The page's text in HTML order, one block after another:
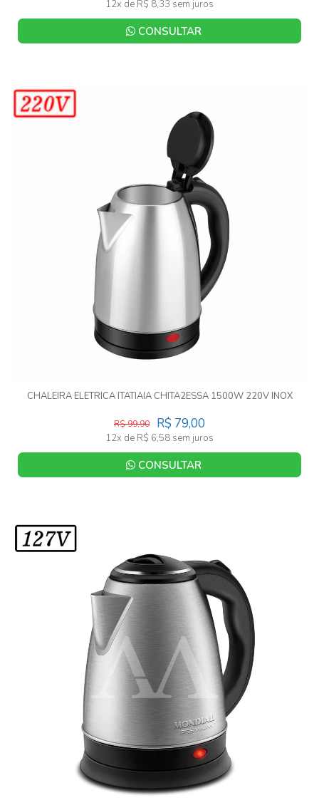
12x de R$ 8,33 sem juros
CONSULTAR
CHALEIRA ELETRICA ITATIAIA CHITA2ESSA 1500W 220V INOX
R$ 79,00
R$ 99,90
12x de R$ 6,58 sem juros
CONSULTAR